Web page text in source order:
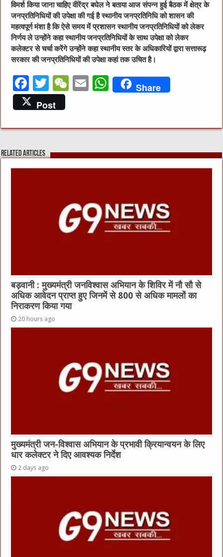
विमर्श किया जाना चाहिए वीरेंद्र बघेल ने बताया आज संपन्न हुई बैठक में क्षेत्र के
जनप्रतिनिधियों की उपेक्षा की गई है स्थानीय जनप्रतिनिधि को शासन की
महत्वपूर्ण मंशा है कि ऐसे समय में प्रशासन स्थानीय जनप्रतिनिधियों को लेकर
निर्णय ले उन्होंने कहा स्थानीय जनप्रतिनिधियों के साथ उपेक्षा को लेकर
कलेक्टर से चर्चा करेंगे उन्होंने कहा स्थानीय स्तर के अधिकारियों द्वारा सत्तारूढ़
सरकार की जनप्रतिनिधियों की उपेक्षा कहां तक उचित है।
F
a
c
e
b
o
T
w
it
te
W
h
E
l
W
s
p
Share
Post
Related Articles
बड़वानी : मुख्यमंत्री जनविश्वास अभियान के शिविर में नौ सौ से
अधिक आवेदन प्राप्त हुए जिनमें से 800 से अधिक मामलों का
निराकरण किया गया
20 hours ago
मुख्यमंत्री जन-विश्वास अभियान के प्रभावी क्रियान्वयन के लिए
धार कलेक्टर ने दिए आवश्यक निर्देश
2 days ago